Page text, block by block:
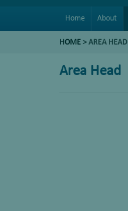
Home About
HOME > AREA HEAD
Area Head